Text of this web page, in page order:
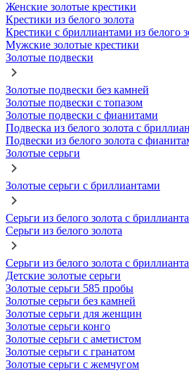
Женские золотые крестики
Крестики из белого золота
Крестики с бриллиантами из белого
Мужские золотые крестики
Золотые подвески
Золотые подвески без камней
Золотые подвески с топазом
Золотые подвески с фианитами
Подвеска из белого золота с
Подвески из белого золота с
Золотые серьги
Золотые серьги с бриллиантами
Серьги из белого золота с
Серьги из белого золота
Серьги из белого золота с
Детские золотые серьги
Золотые серьги 585 пробы
Золотые серьги без камней
Золотые серьги для женщин
Золотые серьги конго
Золотые серьги с аметистом
Золотые серьги с гранатом
Золотые серьги с жемчугом